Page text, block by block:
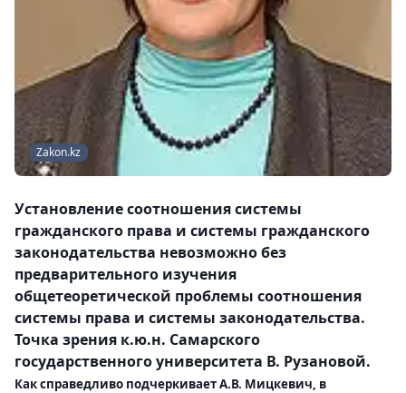
Zakon.kz
Установление соотношения системы
гражданского права и системы гражданского
законодательства невозможно без
предварительного изучения
общетеоретической проблемы соотношения
системы права и системы законодательства.
Точка зрения к.ю.н. Самарского
государственного университета В. Рузановой.
Как справедливо подчеркивает А.В. Мицкевич, в